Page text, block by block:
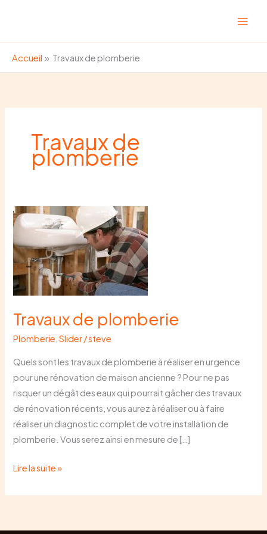
Accueil
Travaux de plomberie
Travaux de
plomberie
Travaux de plomberie
Plomberie ,Slider/steve
Quels sont les travaux de plomberie à réaliser en urgence
pour une rénovation de maison ancienne ? Pour ne pas
risquer un dégât des eaux qui pourrait gâcher des travaux
de rénovation récents, vous aurez à réaliser ou à faire
réaliser un diagnostic complet de votre installation de
plomberie. Vous serez ainsi en mesure de […]
Travaux
de
plomberie
Lire la suite »